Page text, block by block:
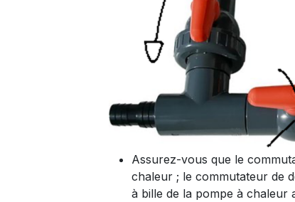
Assurez-vous que le
chaleur ; le commutateur de
à bille de la pompe à chaleur